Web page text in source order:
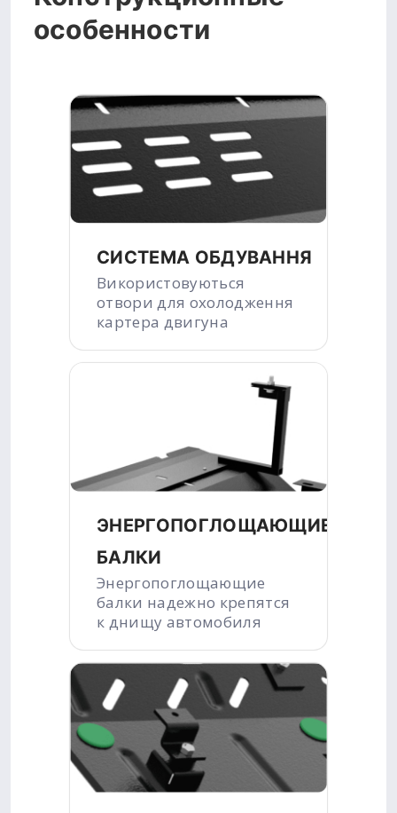
особенности
СИСТЕМА ОБДУВАННЯ
Використовуються
отвори для охолодження
картера двигуна
ЭНЕРГОПОГЛОЩАЮЩИЕ
БАЛКИ
Энергопоглощающие
балки надежно крепятся
к днищу автомобиля